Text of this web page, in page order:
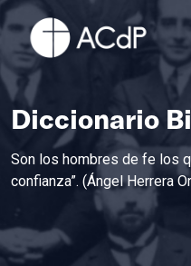
Diccionario
Son los hombres de fe los
confianza”. (Ángel Herrera